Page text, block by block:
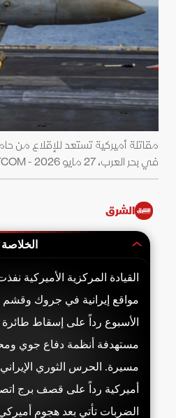
مقاتلة أميركية تستعد للإقلاع من
في بحر العرب، 27 مايو 2026 - CENTCOM
الشرق
الخلاصة
القيادة المركزية الأميركية
مواقع إيرانية في جروك وقشم
الأسبوع رداً على إسقاط
مستهدفة أنظمة دفاع جوي
مسيرة. الحرس الثوري
أميركية رداً على قصف برج
الضربات تأتي بعد هجوم